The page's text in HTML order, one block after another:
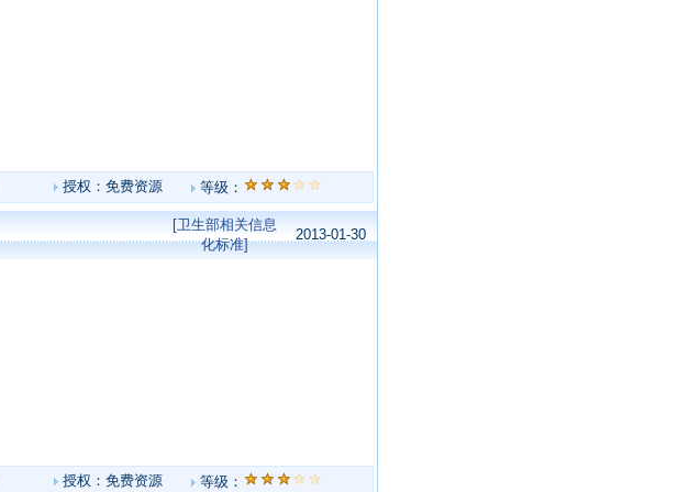
授权：免费资源 等级：
[卫生部相关信息
化标准]
2013-01-30
授权：免费资源 等级：